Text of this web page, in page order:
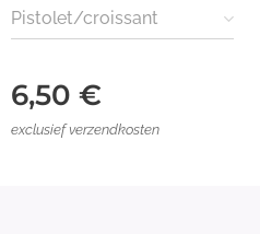
Pistolet/croissant
6,50 €
exclusief verzendkosten